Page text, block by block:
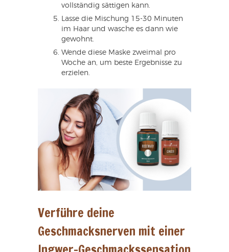
vollständig sättigen kann.
Lasse die Mischung 15-30 Minuten
im Haar und wasche es dann wie
gewohnt.
Wende diese Maske zweimal pro
Woche an, um beste Ergebnisse zu
erzielen.
Verführe deine
Geschmacksnerven mit einer